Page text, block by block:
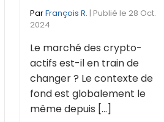
ParFrançois R. | Publié le 28 Oct.
2024
Le marché des crypto-
actifs est-il en train de
changer ? Le contexte de
fond est globalement le
même depuis [...]